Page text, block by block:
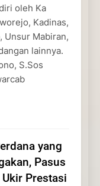
oleh Ka
Kadinas,
Unsur Mabiran,
lainnya.
S.Sos
yang
Pasus
Prestasi